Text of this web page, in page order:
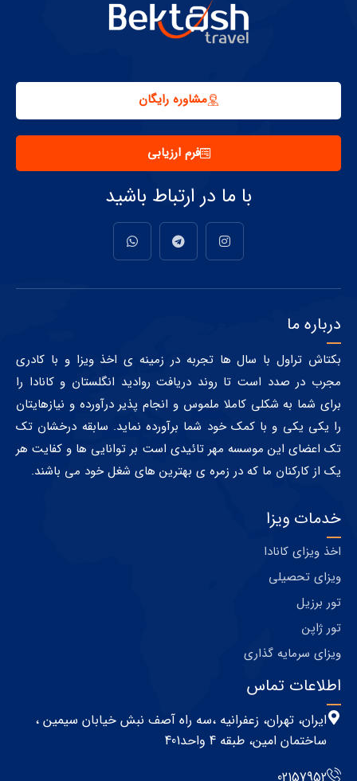
مشاوره رایگان
فرم ارزیابی
با ما در ارتباط باشید
درباره ما
بکتاش تراول با سال ها تجربه در زمینه ی اخذ ویزا و با کادری
مجرب در صدد است تا روند دریافت روادید انگلستان و کانادا را
برای شما به شکلی کاملا ملموس و انجام پذیر درآورده و نیازهایتان
را یکی یکی و با کمک خود شما برآورده نماید. سابقه درخشان تک
تک اعضای این موسسه مهر تائیدی است بر توانایی ها و کفایت هر
یک از کارکنان ما که در زمره ی بهترین های شغل خود می باشند.
خدمات ویزا
اخذ ویزای کانادا
ویزای تحصیلی
تور برزیل
تور ژاپن
ویزای سرمایه گذاری
اطلاعات تماس
ایران، تهران، زعفرانیه ،سه راه آصف نبش خیابان سیمین ،
ساختمان امین، طبقه 4 واحد401